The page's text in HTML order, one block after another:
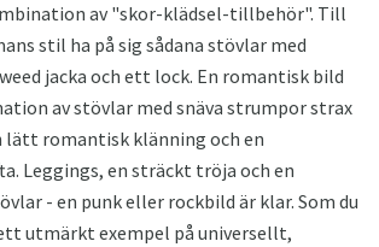
av "skor-klädsel-tillbehör". Till
stil ha på sig sådana stövlar med
jacka och ett lock. En romantisk bild
av stövlar med snäva strumpor strax
lätt romantisk klänning och en
Leggings, en sträckt tröja och en
- en punk eller rockbild är klar. Som du
utmärkt exempel på universellt,